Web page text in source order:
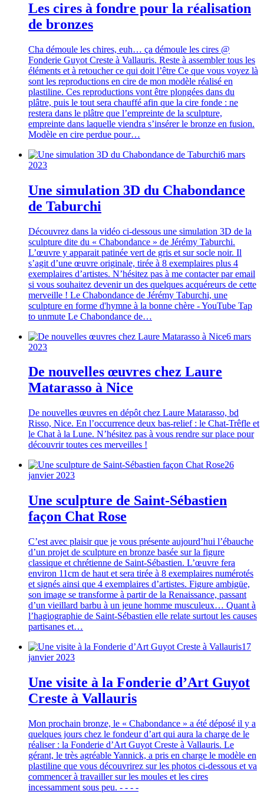
Les cires à fondre pour la réalisation
de bronzes
Cha démoule les chires, euh… ça démoule les cires @
Fonderie Guyot Creste à Vallauris. Reste à assembler tous les
éléments et à retoucher ce qui doit l’être Ce que vous voyez là
sont les reproductions en cire de mon modèle réalisé en
plastiline. Ces reproductions vont être plongées dans du
plâtre, puis le tout sera chauffé afin que la cire fonde : ne
restera dans le plâtre que l’empreinte de la sculpture,
empreinte dans laquelle viendra s’insérer le bronze en fusion.
Modèle en cire perdue pour…
6 mars
2023
Une simulation 3D du Chabondance
de Taburchi
Découvrez dans la vidéo ci-dessous une simulation 3D de la
sculpture dite du « Chabondance » de Jérémy Taburchi.
L’œuvre y apparait patinée vert de gris et sur socle noir. Il
s’agit d’une œuvre originale, tirée à 8 exemplaires plus 4
exemplaires d’artistes. N’hésitez pas à me contacter par email
si vous souhaitez devenir un des quelques acquéreurs de cette
merveille ! Le Chabondance de Jérémy Taburchi, une
sculpture en forme d'hymne à la bonne chère - YouTube Tap
to unmute Le Chabondance de…
6 mars
2023
De nouvelles œuvres chez Laure
Matarasso à Nice
De nouvelles œuvres en dépôt chez Laure Matarasso, bd
Risso, Nice. En l’occurrence deux bas-relief : le Chat-Trêfle et
le Chat à la Lune. N’hésitez pas à vous rendre sur place pour
découvrir toutes ces merveilles !
26
janvier 2023
Une sculpture de Saint-Sébastien
façon Chat Rose
C’est avec plaisir que je vous présente aujourd’hui l’ébauche
d’un projet de sculpture en bronze basée sur la figure
classique et chrétienne de Saint-Sébastien. L’œuvre fera
environ 11cm de haut et sera tirée à 8 exemplaires numérotés
et signés ainsi que 4 exemplaires d’artistes. Figure ambigüe,
son image se transforme à partir de la Renaissance, passant
d’un vieillard barbu à un jeune homme musculeux… Quant à
l’hagiographie de Saint-Sébastien elle relate surtout les causes
partisanes et…
17
janvier 2023
Une visite à la Fonderie d’Art Guyot
Creste à Vallauris
Mon prochain bronze, le « Chabondance » a été déposé il y a
quelques jours chez le fondeur d’art qui aura la charge de le
réaliser : la Fonderie d’Art Guyot Creste à Vallauris. Le
gérant, le très agréable Yannick, a pris en charge le modèle en
plastiline que vous découvrirez sur les photos ci-dessous et va
commencer à travailler sur les moules et les cires
incessamment sous peu. - - - -